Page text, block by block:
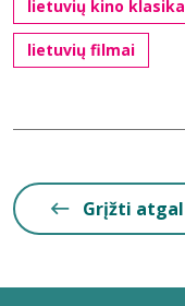
lietuvių kino klasika
lietuvių filmai
Grįžti atgal